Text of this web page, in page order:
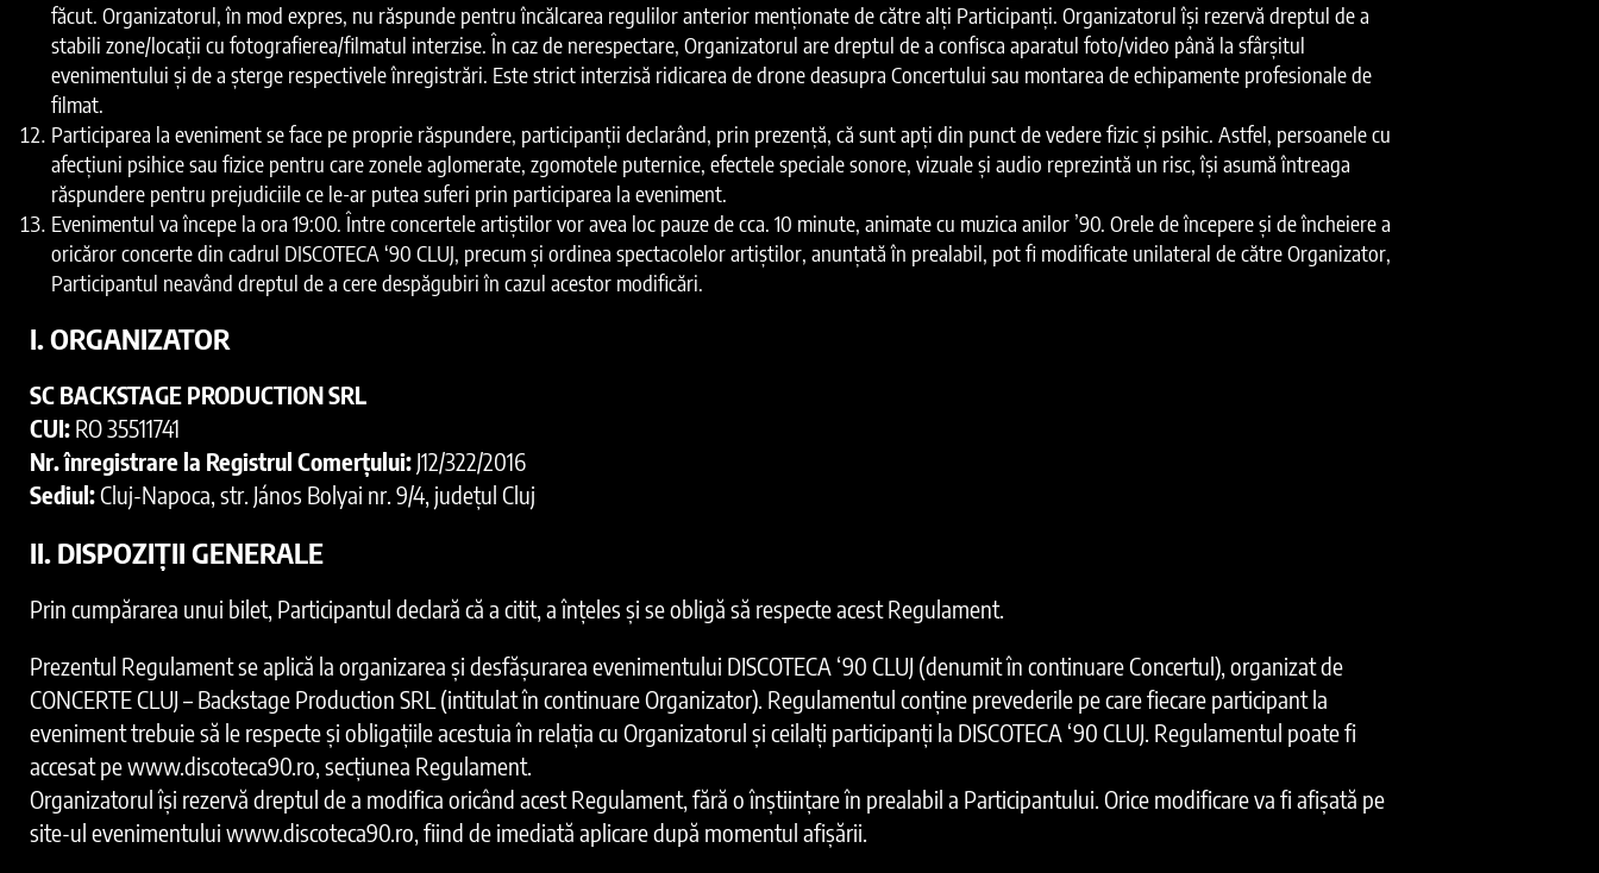
făcut. Organizatorul, în mod expres, nu răspunde pentru încălcarea regulilor anterior menționate de către alți Participanți. Organizatorul își rezervă dreptul de a
stabili zone/locații cu fotografierea/filmatul interzise. În caz de nerespectare, Organizatorul are dreptul de a confisca aparatul foto/video până la sfârșitul
evenimentului și de a șterge respectivele înregistrări. Este strict interzisă ridicarea de drone deasupra Concertului sau montarea de echipamente profesionale de
filmat.
Participarea la eveniment se face pe proprie răspundere, participanții declarând, prin prezență, că sunt apți din punct de vedere fizic și psihic. Astfel, persoanele cu
afecțiuni psihice sau fizice pentru care zonele aglomerate, zgomotele puternice, efectele speciale sonore, vizuale şi audio reprezintă un risc, își asumă întreaga
răspundere pentru prejudiciile ce le-ar putea suferi prin participarea la eveniment.
Evenimentul va începe la ora 19:00. Între concertele artiștilor vor avea loc pauze de cca. 10 minute, animate cu muzica anilor ’90. Orele de începere și de încheiere a
oricăror concerte din cadrul DISCOTECA ‘90 CLUJ, precum și ordinea spectacolelor artiștilor, anunțată în prealabil, pot fi modificate unilateral de către Organizator,
Participantul neavând dreptul de a cere despăgubiri în cazul acestor modificări.
I. ORGANIZATOR
SC BACKSTAGE PRODUCTION SRL
CUI: RO 35511741
Nr. înregistrare la Registrul Comerțului: J12/322/2016
Sediul:Cluj-Napoca, str. János Bolyai nr. 9/4, județul Cluj
II. DISPOZIȚII GENERALE
Prin cumpărarea unui bilet, Participantul declară că a citit, a înțeles și se obligă să respecte acest Regulament.
Prezentul Regulament se aplică la organizarea și desfășurarea evenimentului DISCOTECA ‘90 CLUJ (denumit în continuare Concertul), organizat de
CONCERTE CLUJ – Backstage Production SRL (intitulat în continuare Organizator). Regulamentul conține prevederile pe care fiecare participant la
eveniment trebuie să le respecte și obligațiile acestuia în relația cu Organizatorul și ceilalți participanți la DISCOTECA ‘90 CLUJ. Regulamentul poate fi
accesat pe www.discoteca90.ro, secțiunea Regulament.
Organizatorul își rezervă dreptul de a modifica oricând acest Regulament, fără o înștiințare în prealabil a Participantului. Orice modificare va fi afișată pe
site-ul evenimentului www.discoteca90.ro, fiind de imediată aplicare după momentul afișării.